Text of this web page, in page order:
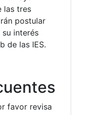
las tres
postular
su interés
de las IES.
favor revisa